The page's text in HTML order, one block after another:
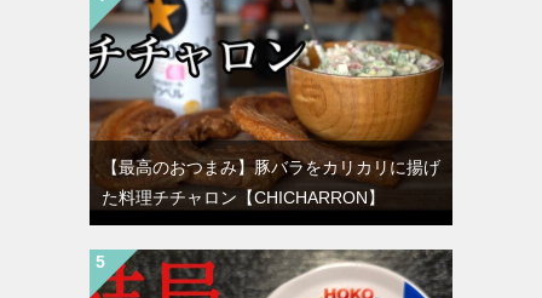
【最高のおつまみ】豚バラをカリカリに揚げ
た料理チチャロン【CHICHARRON】